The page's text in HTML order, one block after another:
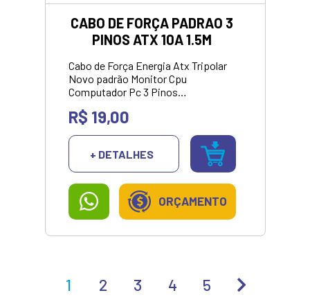
CABO DE FORÇA PADRAO 3
PINOS ATX 10A 1.5M
Cabo de Força Energia Atx Tripolar
Novo padrão Monitor Cpu
Computador Pc 3 Pinos
pix ou dinheiro.
R$ 19,00
+ DETALHES
ORÇAMENTO
1 2 3 4 5